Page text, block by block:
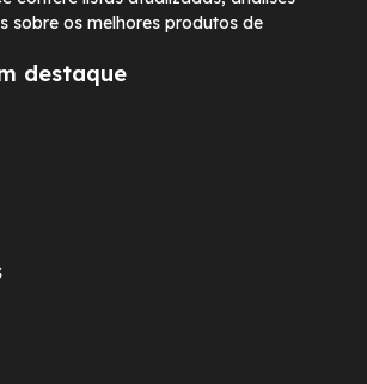
sobre os melhores produtos de
destaque